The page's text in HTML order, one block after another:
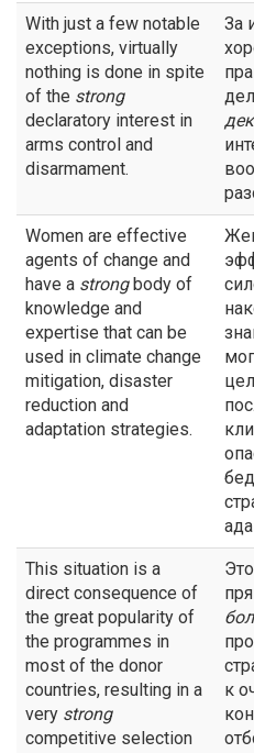
With just a few notable
exceptions, virtually
nothing is done in spite
of the strong
declaratory interest in
arms control and
disarmament.
За
Women are effective
agents of change and
have a strongbody of
knowledge and
expertise that can be
used in climate change
mitigation, disaster
reduction and
adaptation strategies.
This situation is a
direct consequence of
the great popularity of
the programmes in
most of the donor
countries, resulting in a
very strong
competitive selection
к